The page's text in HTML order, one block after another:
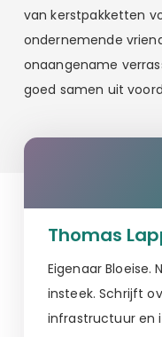
van kerstpakketten
ondernemende
onaangename
goed samen uit
Thomas
Eigenaar Bloeise.
insteek. Schrijft
infrastructuur en